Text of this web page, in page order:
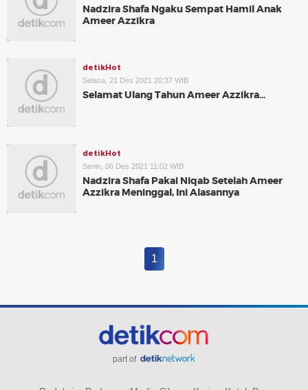
Nadzira Shafa Ngaku Sempat Hamil Anak
Ameer Azzikra
detikHot
Selasa, 21 Des 2021 20:37 WIB
Selamat Ulang Tahun Ameer Azzikra...
detikHot
Senin, 06 Des 2021 11:02 WIB
Nadzira Shafa Pakai Niqab Setelah Ameer
Azzikra Meninggal, Ini Alasannya
1
part of